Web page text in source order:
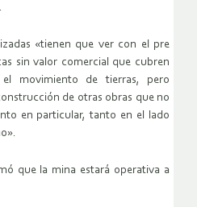
«tienen que ver con el pre
sin valor comercial que cubren
el movimiento de tierras, pero
de otras obras que no
en particular, tanto en el lado
que la mina estará operativa a